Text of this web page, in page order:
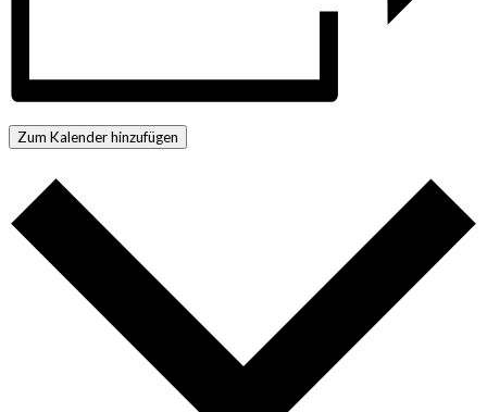
Zum Kalender hinzufügen